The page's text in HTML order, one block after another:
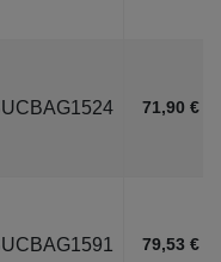
71,90 €
79,53 €